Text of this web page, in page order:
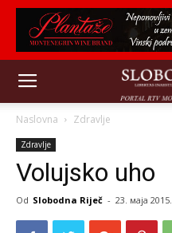
Naslovna Zdravlje
Zdravlje
Volujsko uho
Od Slobodna Riječ - 23. маја 2015.